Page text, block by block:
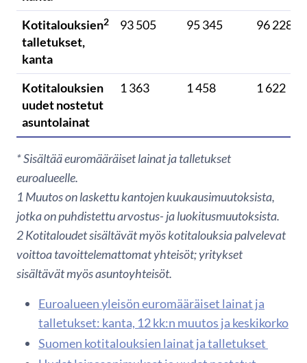
Kotitalouksien2
talletukset,
kanta
93 505 95 345 96 228
Kotitalouksien
uudet nostetut
asuntolainat
1 363 1 458 1 622
* Sisältää euromääräiset lainat ja talletukset
euroalueelle.
1 Muutos on laskettu kantojen kuukausimuutoksista,
jotka on puhdistettu arvostus- ja luokitusmuutoksista.
2 Kotitaloudet sisältävät myös kotitalouksia palvelevat
voittoa tavoittelemattomat yhteisöt; yritykset
sisältävät myös asuntoyhteisöt.
Euroalueen yleisön euromääräiset lainat ja
talletukset: kanta, 12 kk:n muutos ja keskikorko
Suomen kotitalouksien lainat ja talletukset